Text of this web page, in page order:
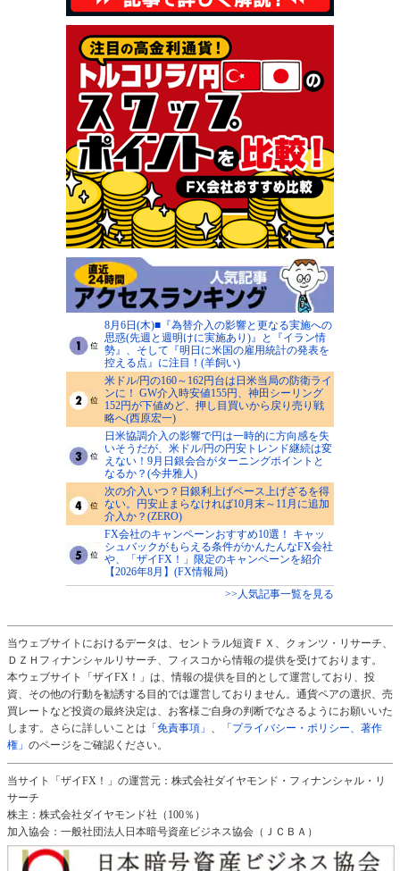
8月6日(木)■『為替介入の影響と更なる実施への
思惑(先週と週明けに実施あり)』と『イラン情
勢』、そして『明日に米国の雇用統計の発表を
控える点』に注目！(羊飼い)
米ドル/円の160～162円台は日米当局の防衛ライ
ンに！ GW介入時安値155円、神田シーリング
152円が下値めど、押し目買いから戻り売り戦
略へ(西原宏一)
日米協調介入の影響で円は一時的に方向感を失
いそうだが、米ドル/円の円安トレンド継続は変
えない！9月日銀会合がターニングポイントと
なるか？(今井雅人)
次の介入いつ？日銀利上げペース上げざるを得
ない。円安止まらなければ10月末～11月に追加
介入か？(ZERO)
FX会社のキャンペーンおすすめ10選！ キャッ
シュバックがもらえる条件がかんたんなFX会社
や、「ザイFX！」限定のキャンペーンを紹介
【2026年8月】(FX情報局)
>>人気記事一覧を見る
当ウェブサイトにおけるデータは、セントラル短資ＦＸ、クォンツ・リサーチ、
ＤＺＨフィナンシャルリサーチ、フィスコから情報の提供を受けております。
本ウェブサイト「ザイFX！」は、情報の提供を目的として運営しており、投
資、その他の行動を勧誘する目的では運営しておりません。通貨ペアの選択、売
買レートなど投資の最終決定は、お客様ご自身の判断でなさるようにお願いいた
します。さらに詳しいことは 「免責事項」 、
「プライバシー・ポリシー、著作
権」 のページをご確認ください。
当サイト「ザイFX！」の運営元：株式会社ダイヤモンド・フィナンシャル・リ
サーチ
株主：株式会社ダイヤモンド社（100％）
加入協会：一般社団法人日本暗号資産ビジネス協会（ＪＣＢＡ）